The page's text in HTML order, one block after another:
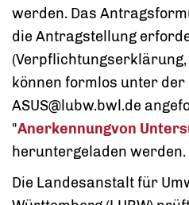
werden. Das
die Antragstellung
können formlos unter
ASUS@lubw.bwl.de
"Anerkennungvon
heruntergeladen werden.
Die Landesanstalt für